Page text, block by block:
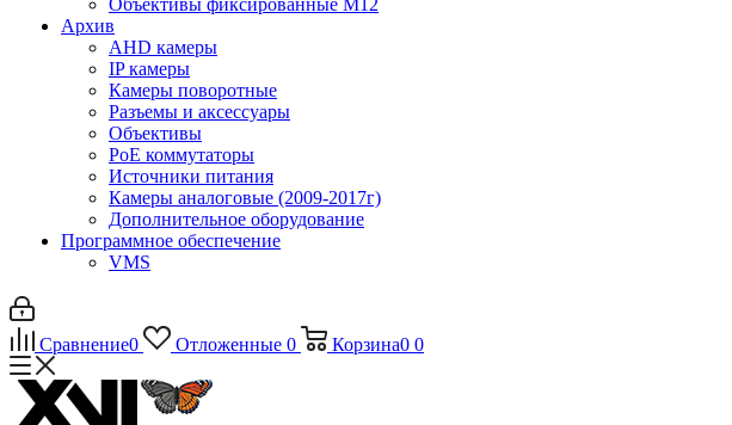
Объективы фиксированные М12
Архив
AHD камеры
IP камеры
Камеры поворотные
Разъемы и аксессуары
Объективы
PoE коммутаторы
Источники питания
Камеры аналоговые (2009-2017г)
Дополнительное оборудование
Программное обеспечение
VMS
Сравнение0 Отложенные 0 Корзина0 0